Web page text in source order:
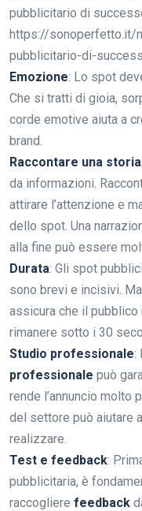
pubblicitario di
https://sonoperfetto.it/
pubblicitario-di-
Emozione: Lo spot
Che si tratti di gioia,
corde emotive aiuta a
brand.
Raccontare una storia
da informazioni.
attirare l’attenzione e
dello spot. Una
alla fine può essere
Durata: Gli spot
sono brevi e incisivi.
assicura che il pubblico
rimanere sotto i 30
Studio professionale:
professionale può
rende l’annuncio molto
del settore può aiutare
realizzare.
Test e feedback:
pubblicitaria, è
raccogliere feedback